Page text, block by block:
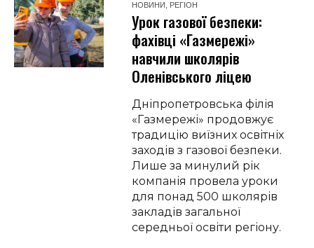
НОВИНИ
РЕГІОН
Урок газової безпеки:
фахівці «Газмережі»
навчили школярів
Оленівського ліцею
Дніпропетровська філія
«Газмережі» продовжує
традицію виїзних освітніх
заходів з газової безпеки.
Лише за минулий рік
компанія провела уроки
для понад 500 школярів
закладів загальної
середньої освіти регіону.